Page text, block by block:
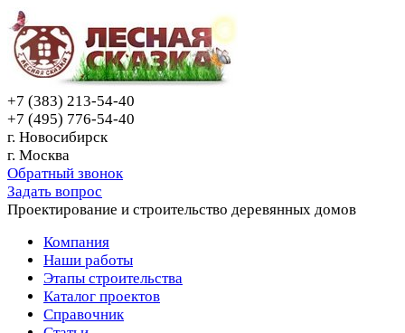
+7 (383) 213-54-40
+7 (495) 776-54-40
г. Новосибирск
г. Москва
Обратный звонок
Задать вопрос
Проектирование и строительство деревянных домов
Компания
Наши работы
Этапы строительства
Каталог проектов
Справочник